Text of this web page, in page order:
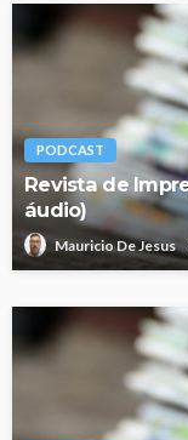
PODCAST
Revista de
áudio)
Mauricio De Jesus